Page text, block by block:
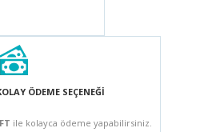
ÖDEME SEÇENEĞİ
ile kolayca ödeme yapabilirsiniz.